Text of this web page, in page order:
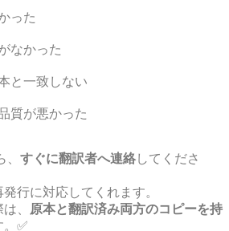
った
なかった
と一致しない
質が悪かった
すぐに翻訳者へ連絡してくださ
行に対応してくれます。
、 原本と翻訳済み両方のコピーを持
✅